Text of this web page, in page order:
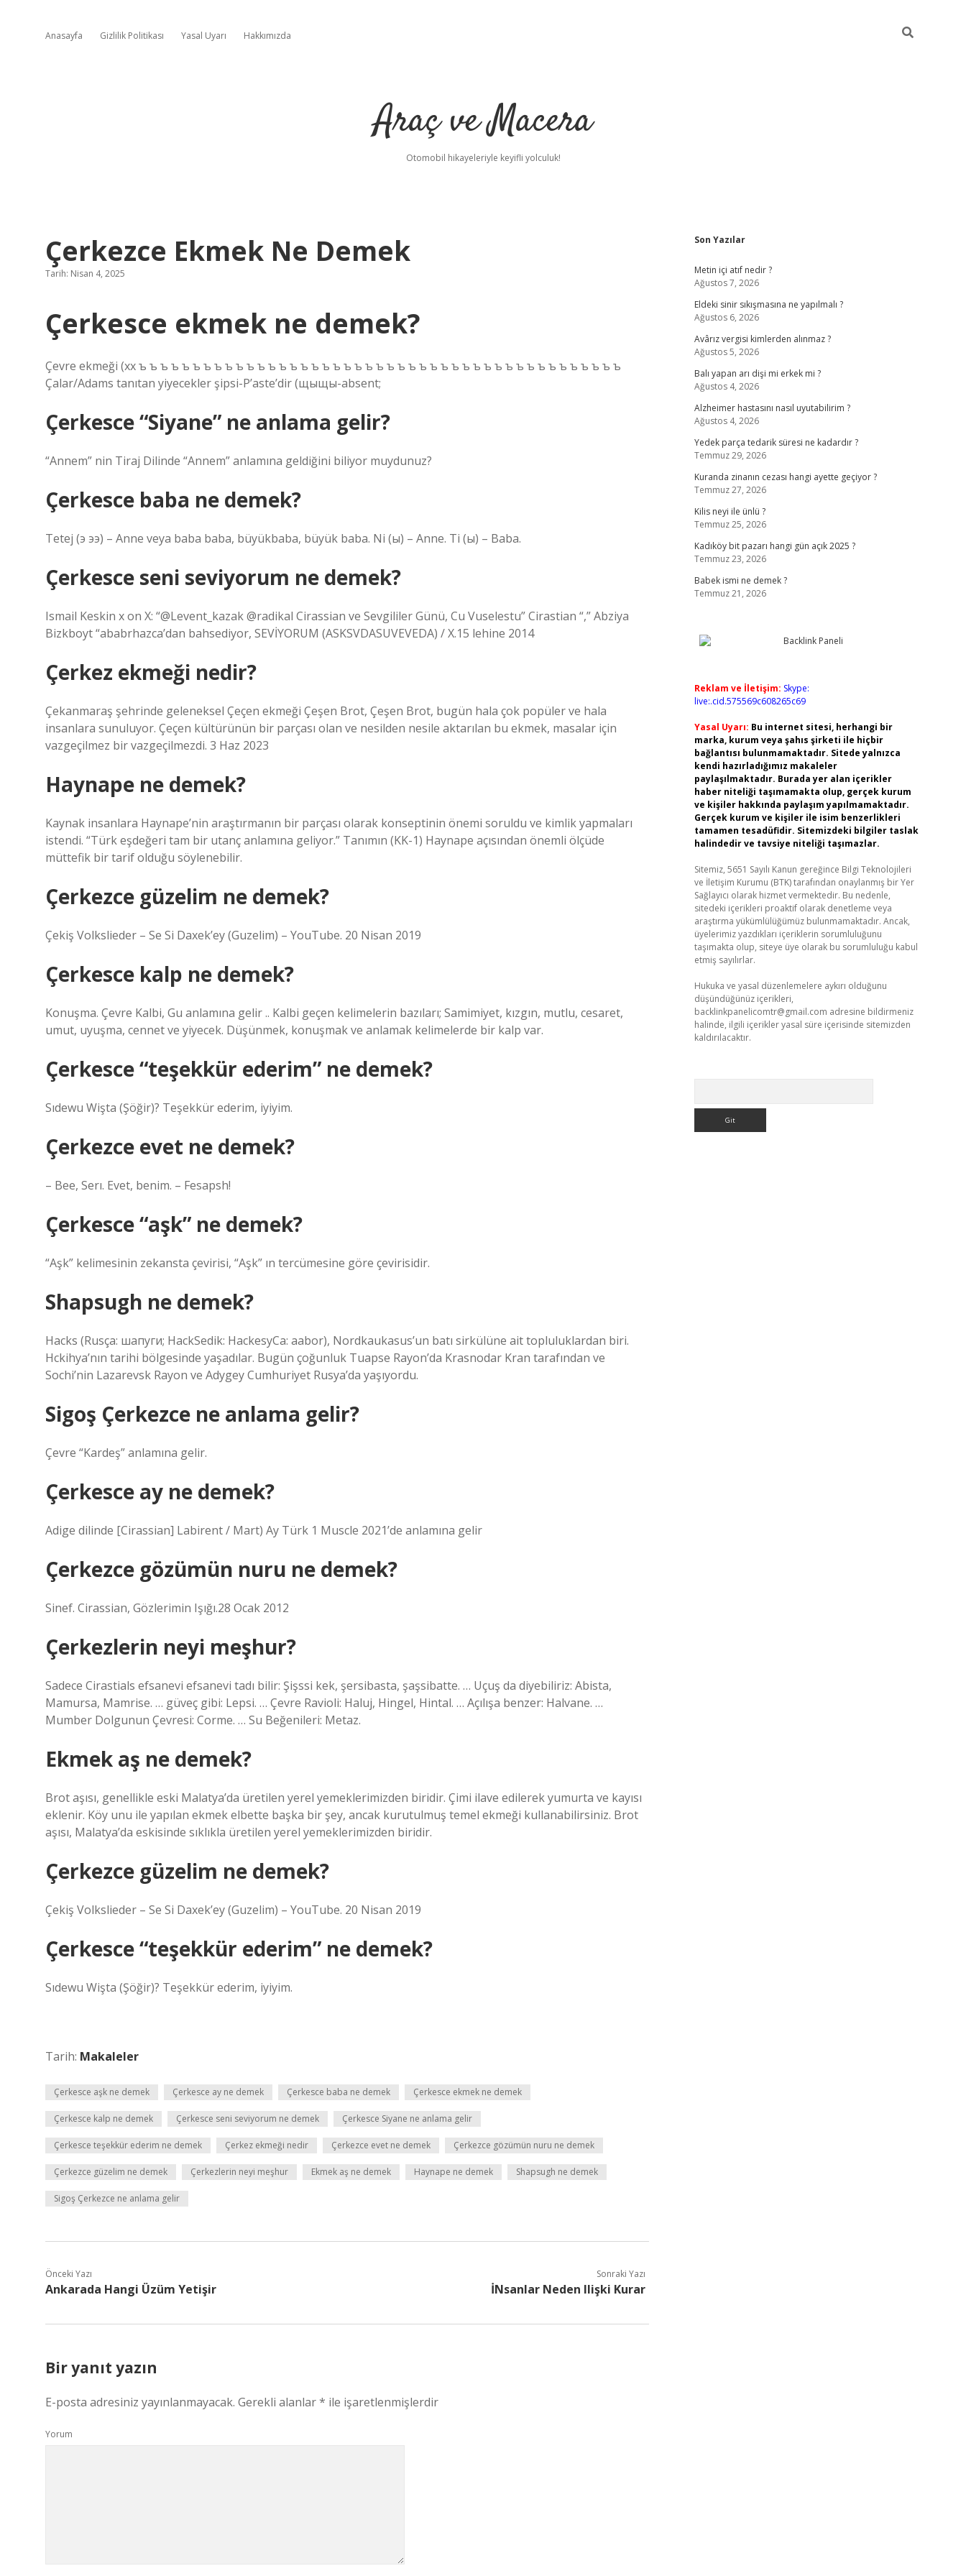
Anasayfa Gizlilik Politikası Yasal Uyarı Hakkımızda
Araç ve Macera
Otomobil hikayeleriyle keyifli yolculuk!
Çerkezce Ekmek Ne Demek
Tarih: Nisan 4, 2025
Çerkesce ekmek ne demek?
Çevre ekmeği (хх ъ ъ ъ ъ ъ ъ ъ ъ ъ ъ ъ ъ ъ ъ ъ ъ ъ ъ ъ ъ ъ ъ ъ ъ ъ ъ ъ ъ ъ ъ ъ ъ ъ ъ ъ ъ ъ ъ ъ ъ ъ ъ ъ ъ ъ
Çalar/Adams tanıtan yiyecekler şipsi-P’aste’dir (щыщы-absent;
Çerkesce “Siyane” ne anlama gelir?
“Annem” nin Tiraj Dilinde “Annem” anlamına geldiğini biliyor muydunuz?
Çerkesce baba ne demek?
Tetej (э ээ) – Anne veya baba baba, büyükbaba, büyük baba. Ni (ы) – Anne. Ti (ы) – Baba.
Çerkesce seni seviyorum ne demek?
Ismail Keskin x on X: “@Levent_kazak @radikal Cirassian ve Sevgililer Günü, Cu Vuselestu” Cirastian “,” Abziya
Bizkboyt “ababrhazca’dan bahsediyor, SEVİYORUM (ASKSVDASUVEVEDA) / X.15 lehine 2014
Çerkez ekmeği nedir?
Çekanmaraş şehrinde geleneksel Çeçen ekmeği Çeşen Brot, Çeşen Brot, bugün hala çok popüler ve hala
insanlara sunuluyor. Çeçen kültürünün bir parçası olan ve nesilden nesile aktarılan bu ekmek, masalar için
vazgeçilmez bir vazgeçilmezdi. 3 Haz 2023
Haynape ne demek?
Kaynak insanlara Haynape’nin araştırmanın bir parçası olarak konseptinin önemi soruldu ve kimlik yapmaları
istendi. “Türk eşdeğeri tam bir utanç anlamına geliyor.” Tanımın (KK-1) Haynape açısından önemli ölçüde
müttefik bir tarif olduğu söylenebilir.
Çerkezce güzelim ne demek?
Çekiş Volkslieder – Se Si Daxek’ey (Guzelim) – YouTube. 20 Nisan 2019
Çerkesce kalp ne demek?
Konuşma. Çevre Kalbi, Gu anlamına gelir .. Kalbi geçen kelimelerin bazıları; Samimiyet, kızgın, mutlu, cesaret,
umut, uyuşma, cennet ve yiyecek. Düşünmek, konuşmak ve anlamak kelimelerde bir kalp var.
Çerkesce “teşekkür ederim” ne demek?
Sıdewu Wişta (Şöğir)? Teşekkür ederim, iyiyim.
Çerkezce evet ne demek?
– Bee, Serı. Evet, benim. – Fesapsh!
Çerkesce “aşk” ne demek?
“Aşk” kelimesinin zekansta çevirisi, “Aşk” ın tercümesine göre çevirisidir.
Shapsugh ne demek?
Hacks (Rusça: шапуги; HackSedik: HackesyCa: ааbor), Nordkaukasus’un batı sirkülüne ait topluluklardan biri.
Hckihya’nın tarihi bölgesinde yaşadılar. Bugün çoğunluk Tuapse Rayon’da Krasnodar Kran tarafından ve
Sochi’nin Lazarevsk Rayon ve Adygey Cumhuriyet Rusya’da yaşıyordu.
Sigoş Çerkezce ne anlama gelir?
Çevre “Kardeş” anlamına gelir.
Çerkesce ay ne demek?
Adige dilinde [Cirassian] Labirent / Mart) Ay Türk 1 Muscle 2021’de anlamına gelir
Çerkezce gözümün nuru ne demek?
Sinef. Cirassian, Gözlerimin Işığı.28 Ocak 2012
Çerkezlerin neyi meşhur?
Sadece Cirastials efsanevi efsanevi tadı bilir: Şişssi kek, şersibasta, şaşsibatte. … Uçuş da diyebiliriz: Abista,
Mamursa, Mamrise. … güveç gibi: Lepsi. … Çevre Ravioli: Haluj, Hingel, Hintal. … Açılışa benzer: Halvane. …
Mumber Dolgunun Çevresi: Corme. … Su Beğenileri: Metaz.
Ekmek aş ne demek?
Brot aşısı, genellikle eski Malatya’da üretilen yerel yemeklerimizden biridir. Çimi ilave edilerek yumurta ve kayısı
eklenir. Köy unu ile yapılan ekmek elbette başka bir şey, ancak kurutulmuş temel ekmeği kullanabilirsiniz. Brot
aşısı, Malatya’da eskisinde sıklıkla üretilen yerel yemeklerimizden biridir.
Çerkezce güzelim ne demek?
Çekiş Volkslieder – Se Si Daxek’ey (Guzelim) – YouTube. 20 Nisan 2019
Çerkesce “teşekkür ederim” ne demek?
Sıdewu Wişta (Şöğir)? Teşekkür ederim, iyiyim.
Tarih: Makaleler
Çerkesce aşk ne demek Çerkesce ay ne demek Çerkesce baba ne demek Çerkesce ekmek ne demek
Çerkesce kalp ne demek Çerkesce seni seviyorum ne demek Çerkesce Siyane ne anlama gelir
Çerkesce teşekkür ederim ne demek Çerkez ekmeği nedir Çerkezce evet ne demek Çerkezce gözümün nuru ne demek
Çerkezce güzelim ne demek Çerkezlerin neyi meşhur Ekmek aş ne demek Haynape ne demek Shapsugh ne demek
Sigoş Çerkezce ne anlama gelir
Önceki Yazı
Ankarada Hangi Üzüm Yetişir
Sonraki Yazı
İNsanlar Neden Ilişki Kurar
Bir yanıt yazın
E-posta adresiniz yayınlanmayacak. Gerekli alanlar* ile işaretlenmişlerdir
Yorum
Sidebar
Son Yazılar
Metin içi atıf nedir ?
Ağustos 7, 2026
Eldeki sinir sıkışmasına ne yapılmalı ?
Ağustos 6, 2026
Avârız vergisi kimlerden alınmaz ?
Ağustos 5, 2026
Balı yapan arı dişi mi erkek mi ?
Ağustos 4, 2026
Alzheimer hastasını nasıl uyutabilirim ?
Ağustos 4, 2026
Yedek parça tedarik süresi ne kadardır ?
Temmuz 29, 2026
Kuranda zinanın cezası hangi ayette geçiyor ?
Temmuz 27, 2026
Kilis neyi ile ünlü ?
Temmuz 25, 2026
Kadıköy bit pazarı hangi gün açık 2025 ?
Temmuz 23, 2026
Babek ismi ne demek ?
Temmuz 21, 2026
Reklam ve İletişim: Skype:
live:.cid.575569c608265c69
Yasal Uyarı: Bu internet sitesi, herhangi bir
marka, kurum veya şahıs şirketi ile hiçbir
bağlantısı bulunmamaktadır. Sitede yalnızca
kendi hazırladığımız makaleler
paylaşılmaktadır. Burada yer alan içerikler
haber niteliği taşımamakta olup, gerçek kurum
ve kişiler hakkında paylaşım yapılmamaktadır.
Gerçek kurum ve kişiler ile isim benzerlikleri
tamamen tesadüfidir. Sitemizdeki bilgiler taslak
halindedir ve tavsiye niteliği taşımazlar.
Sitemiz, 5651 Sayılı Kanun gereğince Bilgi Teknolojileri
ve İletişim Kurumu (BTK) tarafından onaylanmış bir Yer
Sağlayıcı olarak hizmet vermektedir. Bu nedenle,
sitedeki içerikleri proaktif olarak denetleme veya
araştırma yükümlülüğümüz bulunmamaktadır. Ancak,
üyelerimiz yazdıkları içeriklerin sorumluluğunu
taşımakta olup, siteye üye olarak bu sorumluluğu kabul
etmiş sayılırlar.
Hukuka ve yasal düzenlemelere aykırı olduğunu
düşündüğünüz içerikleri,
backlinkpanelicomtr@gmail.com adresine bildirmeniz
halinde, ilgili içerikler yasal süre içerisinde sitemizden
kaldırılacaktır.